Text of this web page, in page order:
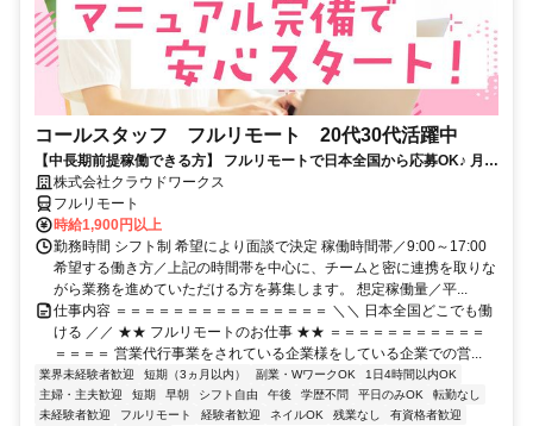
コールスタッフ フルリモート 20代30代活躍中
【中長期前提稼働できる方】 フルリモートで日本全国から応募OK♪ 月稼
働80時間で安定収入！
株式会社クラウドワークス
フルリモート
時給1,900円以上
勤務時間 シフト制 希望により面談で決定 稼働時間帯／9:00～17:00
希望する働き方／上記の時間帯を中心に、チームと密に連携を取りな
がら業務を進めていただける方を募集します。 想定稼働量／平...
仕事内容 ＝＝＝＝＝＝＝＝＝＝＝＝＝＝＝ ＼＼ 日本全国どこでも働
ける ／／ ★★ フルリモートのお仕事 ★★ ＝＝＝＝＝＝＝＝＝＝＝
＝＝＝＝ 営業代行事業をされている企業様をしている企業での営...
業界未経験者歓迎 短期（3ヵ月以内） 副業・WワークOK
1日4時間以内OK
主婦・主夫歓迎
短期 早朝 シフト自由 午後 学歴不問 平日のみOK
転勤なし
未経験者歓迎
フルリモート 経験者歓迎 ネイルOK 残業なし
有資格者歓迎